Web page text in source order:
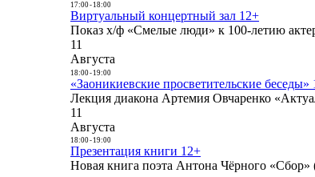
17:00- 18:00
Виртуальный концертный зал 12+
Показ х/ф «Смелые люди» к 100-летию
11
Августа
18:00- 19:00
«Заоникиевские просветительские беседы»
Лекция диакона Артемия Овчаренко
11
Августа
18:00- 19:00
Презентация книги 12+
Новая книга поэта Антона Чёрного